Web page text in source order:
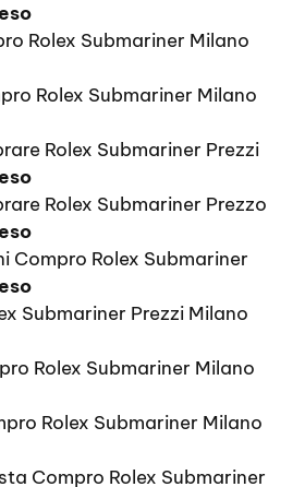
Rolex Submariner Milano
Rolex Submariner Milano
Rolex Submariner Prezzi
Rolex Submariner Prezzo
Compro Rolex Submariner
Submariner Prezzi Milano
Rolex Submariner Milano
Rolex Submariner Milano
Compro Rolex Submariner